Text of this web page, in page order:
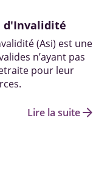
d'Invalidité
(Asi) est une
n’ayant pas
pour leur
Lire la suitearrow_forward